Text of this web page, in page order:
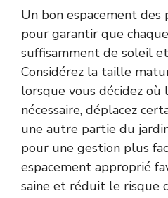
Un bon espacement
pour garantir que
suffisamment de soleil
Considérez la taille
lorsque vous décidez où
nécessaire, déplacez
une autre partie du
pour une gestion plus
espacement approprié
saine et réduit le risque